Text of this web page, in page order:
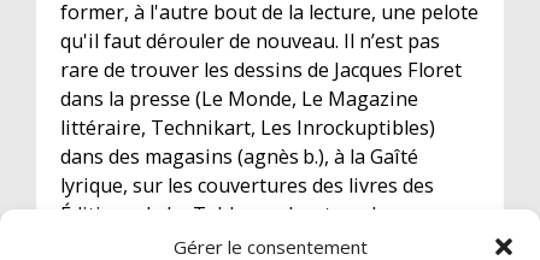
Gérer le consentement
former, à l'autre bout de la lecture, une pelote
qu'il faut dérouler de nouveau. Il n’est pas
rare de trouver les dessins de Jacques Floret
dans la presse (Le Monde, Le Magazine
littéraire, Technikart, Les Inrockuptibles)
dans des magasins (agnès b.), à la Gaîté
lyrique, sur les couvertures des livres des
Éditions de La Table ronde, et sur les
productions des labels indépendants... Et